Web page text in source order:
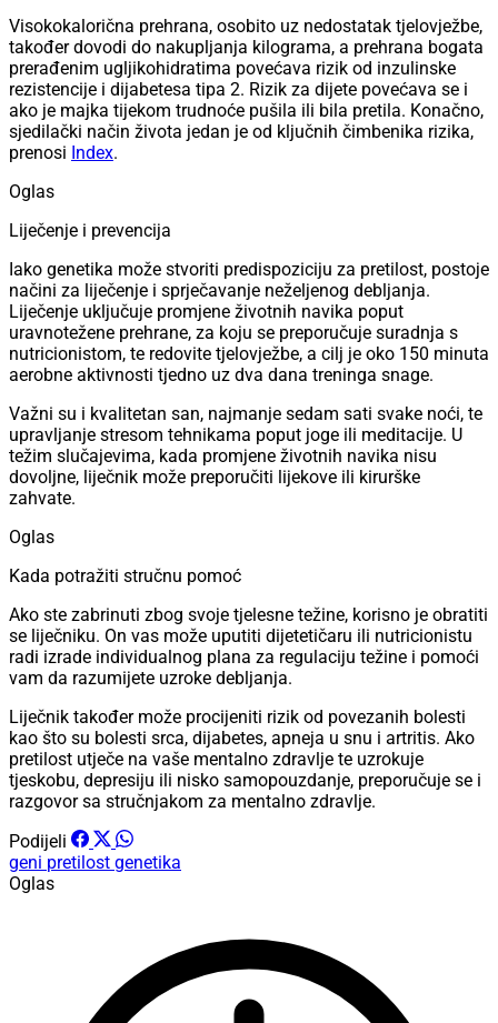
Visokokalorična prehrana, osobito uz nedostatak tjelovježbe,
također dovodi do nakupljanja kilograma, a prehrana bogata
prerađenim ugljikohidratima povećava rizik od inzulinske
rezistencije i dijabetesa tipa 2. Rizik za dijete povećava se i
ako je majka tijekom trudnoće pušila ili bila pretila. Konačno,
sjedilački način života jedan je od ključnih čimbenika rizika,
prenosi Index.
Oglas
Liječenje i prevencija
Iako genetika može stvoriti predispoziciju za pretilost, postoje
načini za liječenje i sprječavanje neželjenog debljanja.
Liječenje uključuje promjene životnih navika poput
uravnotežene prehrane, za koju se preporučuje suradnja s
nutricionistom, te redovite tjelovježbe, a cilj je oko 150 minuta
aerobne aktivnosti tjedno uz dva dana treninga snage.
Važni su i kvalitetan san, najmanje sedam sati svake noći, te
upravljanje stresom tehnikama poput joge ili meditacije. U
težim slučajevima, kada promjene životnih navika nisu
dovoljne, liječnik može preporučiti lijekove ili kirurške
zahvate.
Oglas
Kada potražiti stručnu pomoć
Ako ste zabrinuti zbog svoje tjelesne težine, korisno je obratiti
se liječniku. On vas može uputiti dijetetičaru ili nutricionistu
radi izrade individualnog plana za regulaciju težine i pomoći
vam da razumijete uzroke debljanja.
Liječnik također može procijeniti rizik od povezanih bolesti
kao što su bolesti srca, dijabetes, apneja u snu i artritis. Ako
pretilost utječe na vaše mentalno zdravlje te uzrokuje
tjeskobu, depresiju ili nisko samopouzdanje, preporučuje se i
razgovor sa stručnjakom za mentalno zdravlje.
Podijeli
geni pretilost genetika
Oglas